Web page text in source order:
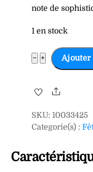
note de
1 en stock
− quantité
de
dragées
or
+ Ajouter
Share
SKU:10033425
Categorie(s) :